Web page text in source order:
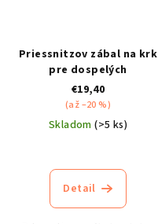
Priessnitzov zábal na krk
pre dospelých
€19,40
(až –20 %)
Skladom(>5 ks)
produktu
je
4,4
Detail